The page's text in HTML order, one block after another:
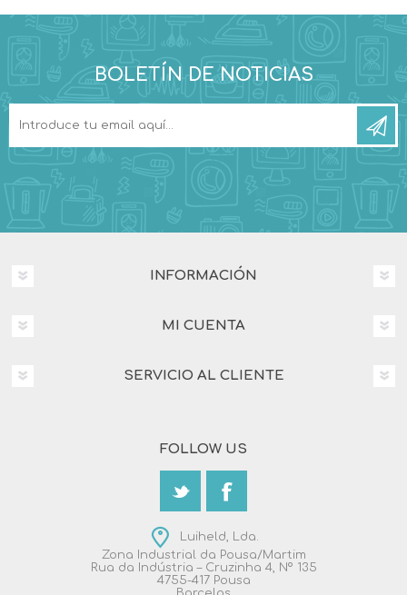
BOLETÍN DE NOTICIAS
INFORMACIÓN
MI CUENTA
SERVICIO AL CLIENTE
FOLLOW US
Luiheld, Lda.
Zona Industrial da Pousa/Martim
Rua da Indústria – Cruzinha 4, Nº 135
4755-417 Pousa